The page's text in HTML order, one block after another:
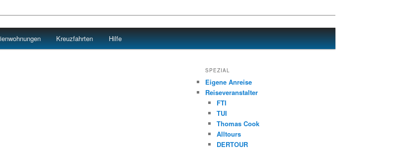
Kreuzfahrten Hilfe
SPEZIAL
Eigene Anreise
Reiseveranstalter
FTI
TUI
Thomas Cook
Alltours
DERTOUR